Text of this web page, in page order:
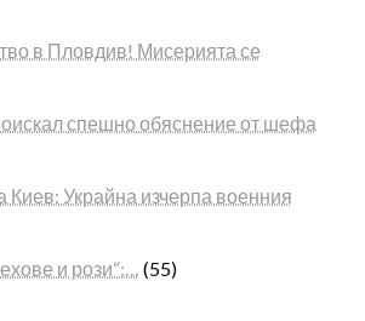
в Пловдив! Мисерията се
спешно обяснение от шефа
Украйна изчерпа военния
и рози“:… (55)